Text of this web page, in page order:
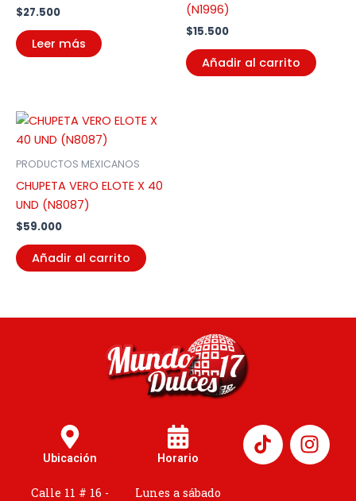
$27.500
Leer más
(N1996)
$15.500
Añadir al carrito
PRODUCTOS MEXICANOS
CHUPETA VERO ELOTE X 40
UND (N8087)
$59.000
Añadir al carrito
Ubicación
Calle 11 # 16 -
Horario
Lunes a sábado
I
n
s